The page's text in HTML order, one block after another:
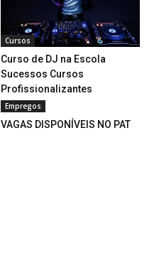
Cursos
Curso de DJ na Escola
Sucessos Cursos
Profissionalizantes
Empregos
VAGAS DISPONÍVEIS NO PAT